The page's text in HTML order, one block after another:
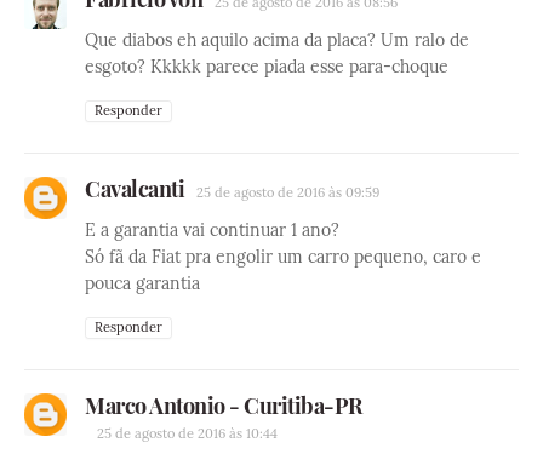
Que diabos eh aquilo acima da placa? Um ralo de
esgoto? Kkkkk parece piada esse para-choque
Responder
Cavalcanti 25 de agosto de 2016 às 09:59
E a garantia vai continuar 1 ano?
Só fã da Fiat pra engolir um carro pequeno, caro e
pouca garantia
Responder
Marco Antonio - Curitiba-PR
25 de agosto de 2016 às 10:44